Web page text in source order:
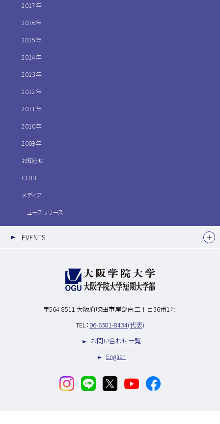
2017年
2016年
2015年
2014年
2013年
2012年
2011年
2010年
2009年
お知らせ
CLUB
メディア
ニュースリリース
EVENTS
〒564-8511 大阪府吹田市岸部南二丁目36番1号
TEL： 06-6381-8434(代表)
お問い合わせ一覧
English